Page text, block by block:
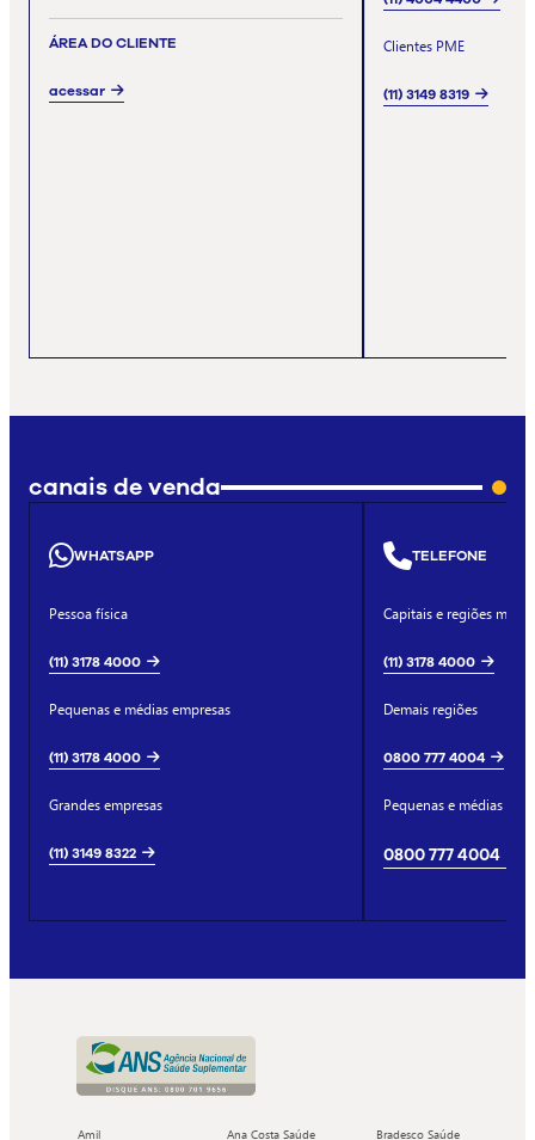
ÁREA DO CLIENTE
acessar
Clientes PME
(11) 3149 8319
canais de venda
WHATSAPP
Pessoa física
(11) 3178 4000
Pequenas e médias empresas
(11) 3178 4000
Grandes empresas
(11) 3149 8322
TELEFONE
Capitais e regiões
(11) 3178 4000
Demais regiões
0800 777 4004
Pequenas e médias
0800 777 4004
Amil Ana Costa Saúde Bradesco Saúde